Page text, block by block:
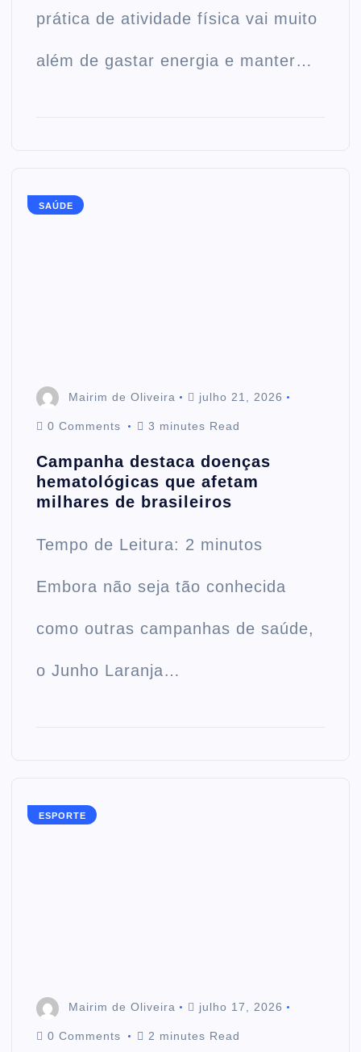
prática de atividade física vai muito
além de gastar energia e manter…
SAÚDE
Mairim de Oliveira julho 21, 2026
0 Comments 3 minutes Read
Campanha destaca doenças
hematológicas que afetam
milhares de brasileiros
Tempo de Leitura: 2 minutos
Embora não seja tão conhecida
como outras campanhas de saúde,
o Junho Laranja…
ESPORTE
Mairim de Oliveira julho 17, 2026
0 Comments 2 minutes Read